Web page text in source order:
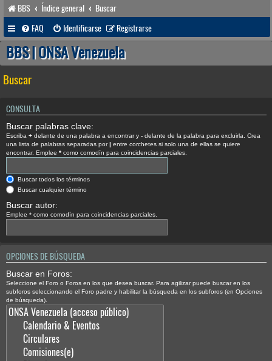
BBS Índice general
Buscar
FAQ
Identificarse Registrarse
BBS | ONSA Venezuela
Buscar
CONSULTA
Buscar palabras clave:
Escriba + delante de una palabra a encontrar y - delante de la palabra para excluirla. Crea
una lista de palabras separadas por| entre corchetes si solo una de ellas se quiere
encontrar. Emplee * como comodín para coincidencias parciales.
Buscar todos los términos
Buscar cualquier término
Buscar autor:
Emplee * como comodín para coincidencias parciales.
OPCIONES DE BÚSQUEDA
Buscar en Foros:
Seleccione el Foro o Foros en los que desea buscar. Para agilizar puede buscar en los
subforos seleccionando el Foro padre y habilitar la búsqueda en los subforos (en Opciones
de búsqueda).